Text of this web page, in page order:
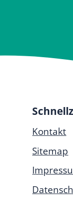
Kontakt
Sitemap